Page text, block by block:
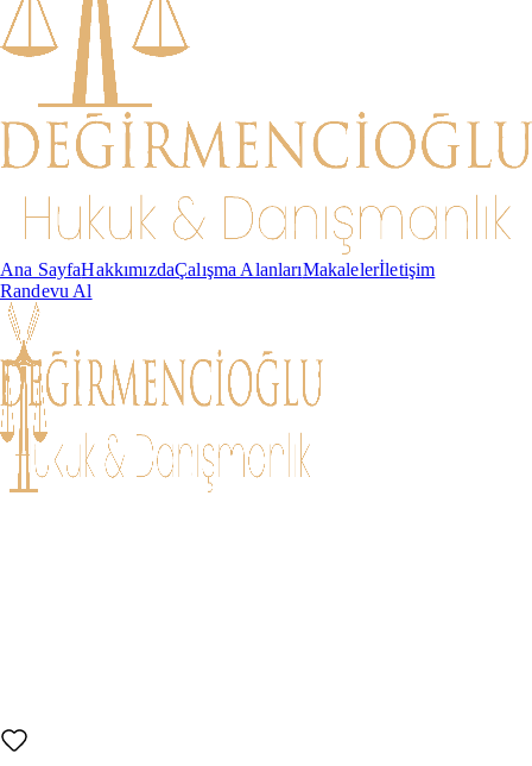
Ana SayfaHakkımızdaÇalışma AlanlarıMakalelerİletişim
Randevu Al